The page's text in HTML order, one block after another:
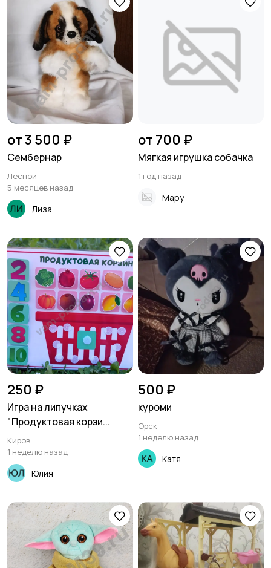
от 3 500 ₽
Сембернар
Лесной
5 месяцев назад
Лиза
от 700 ₽
Мягкая игрушка собачка
1 год назад
Мару
250 ₽
Игра на липучках
"Продуктовая корзи...
Киров
1 неделю назад
Юлия
500 ₽
куроми
Орск
1 неделю назад
Катя